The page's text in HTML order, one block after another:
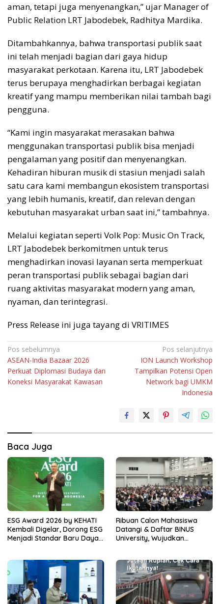
aman, tetapi juga menyenangkan,” ujar Manager of
Public Relation LRT Jabodebek, Radhitya Mardika.
Ditambahkannya, bahwa transportasi publik saat
ini telah menjadi bagian dari gaya hidup
masyarakat perkotaan. Karena itu, LRT Jabodebek
terus berupaya menghadirkan berbagai kegiatan
kreatif yang mampu memberikan nilai tambah bagi
pengguna.
“Kami ingin masyarakat merasakan bahwa
menggunakan transportasi publik bisa menjadi
pengalaman yang positif dan menyenangkan.
Kehadiran hiburan musik di stasiun menjadi salah
satu cara kami membangun ekosistem transportasi
yang lebih humanis, kreatif, dan relevan dengan
kebutuhan masyarakat urban saat ini,” tambahnya.
Melalui kegiatan seperti Volk Pop: Music On Track,
LRT Jabodebek berkomitmen untuk terus
menghadirkan inovasi layanan serta memperkuat
peran transportasi publik sebagai bagian dari
ruang aktivitas masyarakat modern yang aman,
nyaman, dan terintegrasi.
Press Release ini juga tayang di VRITIMES
Navigasi
pos
Pos sebelumnya
ASEAN-India Bazaar 2026
Perkuat Diplomasi Budaya dan
Koneksi Masyarakat Kawasan
Pos selanjutnya
ION Launch Workshop
Tampilkan Potensi Open
Network bagi UMKM
Indonesia
Baca Juga
ESG Award 2026 by KEHATI
Kembali Digelar, Dorong ESG
Menjadi Standar Baru Daya
Ribuan Calon Mahasiswa
Datangi & Daftar BINUS
University, Wujudkan